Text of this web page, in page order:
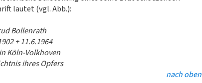
lautet (vgl. Abb.):
Bollenrath
+ 11.6.1964
Köln-Volkhoven
ihres Opfers
nach oben